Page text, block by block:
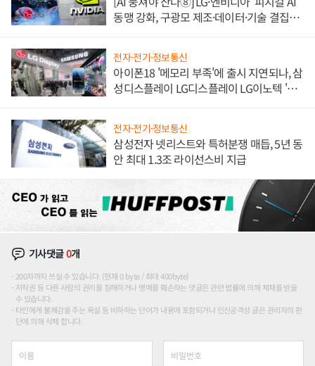
동맹 강화, 구광모 제조·데이터·기술 결집
전자·전기·정보통신
아이폰18 '메모리 부족'에 출시 지연되나, 삼
성디스플레이 LG디스플레이 LG이노텍 '탈
전자·전기·정보통신
삼성전자 넷리스트와 특허분쟁 매듭, 5년 동
안 최대 1.3조 라이선스비 지급
기사댓글0개
200자까지 쓰실 수 있습니다. (현재 0 byte / 최대 400byte)
저작권 등 다른 사람의 권리를 침해하거나 명예를 훼손하는 댓글은 관련 법률에 의해 제재를 받을
수 있습니다.
타인에게 불쾌감을 주는 욕설 등 비하하는 단어가 내용에 포함되거나 인신공격성 글은 관리자의 판
단에 의해 삭제 합니다.